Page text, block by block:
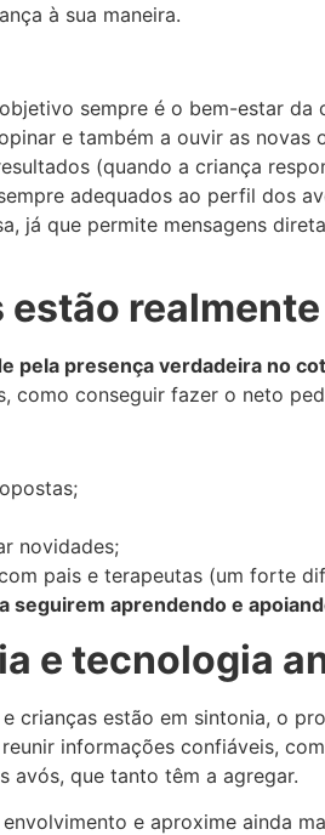
à sua maneira.
sempre é o bem-estar da
e também a ouvir as novas
(quando a criança
adequados ao perfil dos
já que permite mensagens
estão
pela presença verdadeira no
como conseguir fazer o neto
novidades;
pais e terapeutas (um forte
seguirem aprendendo e
e tecnologia
crianças estão em sintonia, o
informações confiáveis,
avós, que tanto têm a agregar.
e aproxime ainda